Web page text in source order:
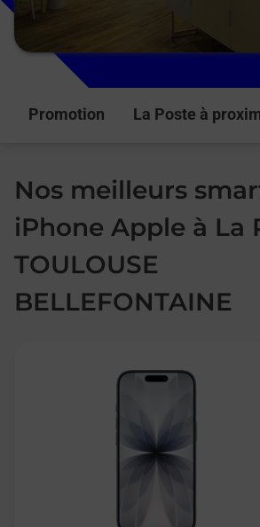
Promotion La Poste à
Nos meilleurs
iPhone Apple à La
TOULOUSE
BELLEFONTAINE